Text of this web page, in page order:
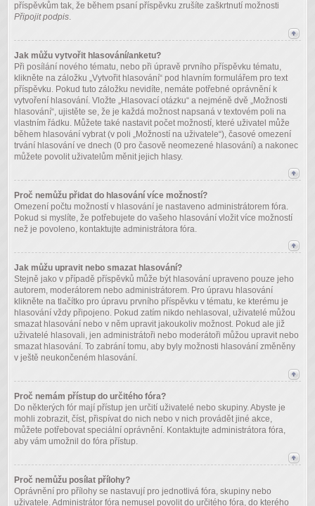
příspěvkům tak, že během psaní příspěvku zrušíte zaškrtnutí možnosti
Připojit podpis.
Jak můžu vytvořit hlasování/anketu?
Při posílání nového tématu, nebo při úpravě prvního příspěvku tématu,
klikněte na záložku „Vytvořit hlasování“ pod hlavním formulářem pro text
příspěvku. Pokud tuto záložku nevidíte, nemáte potřebné oprávnění k
vytvoření hlasování. Vložte „Hlasovací otázku“ a nejméně dvě „Možnosti
hlasování“, ujistěte se, že je každá možnost napsaná v textovém poli na
vlastním řádku. Můžete také nastavit počet možností, které uživatel může
během hlasování vybrat (v poli „Možností na uživatele“), časové omezení
trvání hlasování ve dnech (0 pro časově neomezené hlasování) a nakonec
můžete povolit uživatelům měnit jejich hlasy.
Proč nemůžu přidat do hlasování více možností?
Omezení počtu možností v hlasování je nastaveno administrátorem fóra.
Pokud si myslíte, že potřebujete do vašeho hlasování vložit více možností
než je povoleno, kontaktujte administrátora fóra.
Jak můžu upravit nebo smazat hlasování?
Stejně jako v případě příspěvků může být hlasování upraveno pouze jeho
autorem, moderátorem nebo administrátorem. Pro úpravu hlasování
klikněte na tlačítko pro úpravu prvního příspěvku v tématu, ke kterému je
hlasování vždy připojeno. Pokud zatím nikdo nehlasoval, uživatelé můžou
smazat hlasování nebo v něm upravit jakoukoliv možnost. Pokud ale již
uživatelé hlasovali, jen administrátoři nebo moderátoři můžou upravit nebo
smazat hlasování. To zabrání tomu, aby byly možnosti hlasování změněny
v ještě neukončeném hlasování.
Proč nemám přístup do určitého fóra?
Do některých fór mají přístup jen určití uživatelé nebo skupiny. Abyste je
mohli zobrazit, číst, přispívat do nich nebo v nich provádět jiné akce,
můžete potřebovat speciální oprávnění. Kontaktujte administrátora fóra,
aby vám umožnil do fóra přístup.
Proč nemůžu posílat přílohy?
Oprávnění pro přílohy se nastavují pro jednotlivá fóra, skupiny nebo
uživatele. Administrátor fóra nemusel povolit do určitého fóra, do kterého